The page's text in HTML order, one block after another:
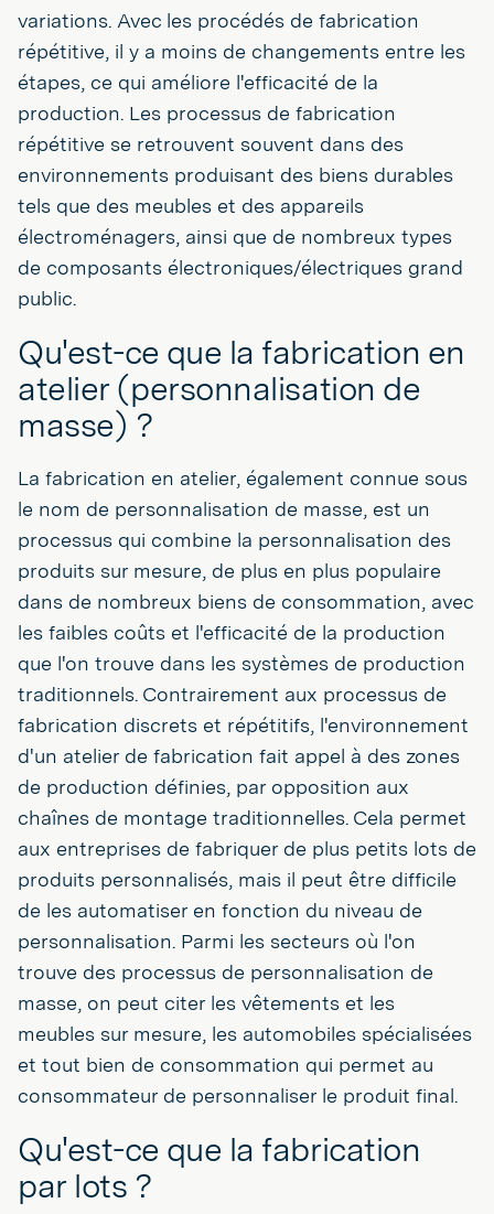
variations. Avec les procédés de fabrication
répétitive, il y a moins de changements entre les
étapes, ce qui améliore l'efficacité de la
production. Les processus de fabrication
répétitive se retrouvent souvent dans des
environnements produisant des biens durables
tels que des meubles et des appareils
électroménagers, ainsi que de nombreux types
de composants électroniques/électriques grand
public.
Qu'est-ce que la fabrication en
atelier (personnalisation de
masse) ?
La fabrication en atelier, également connue sous
le nom de personnalisation de masse, est un
processus qui combine la personnalisation des
produits sur mesure, de plus en plus populaire
dans de nombreux biens de consommation, avec
les faibles coûts et l'efficacité de la production
que l'on trouve dans les systèmes de production
traditionnels. Contrairement aux processus de
fabrication discrets et répétitifs, l'environnement
d'un atelier de fabrication fait appel à des zones
de production définies, par opposition aux
chaînes de montage traditionnelles. Cela permet
aux entreprises de fabriquer de plus petits lots de
produits personnalisés, mais il peut être difficile
de les automatiser en fonction du niveau de
personnalisation. Parmi les secteurs où l'on
trouve des processus de personnalisation de
masse, on peut citer les vêtements et les
meubles sur mesure, les automobiles spécialisées
et tout bien de consommation qui permet au
consommateur de personnaliser le produit final.
Qu'est-ce que la fabrication
par lots ?